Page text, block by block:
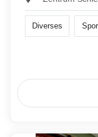
Diverses